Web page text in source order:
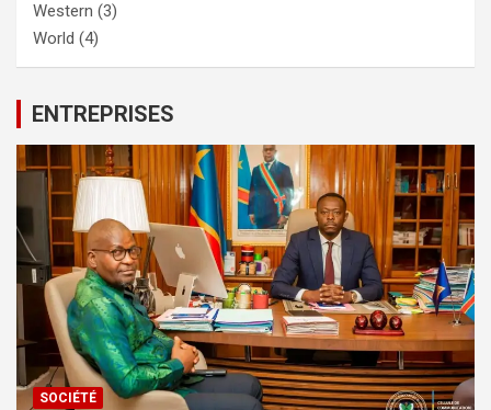
Western (3)
World (4)
ENTREPRISES
SOCIÉTÉ